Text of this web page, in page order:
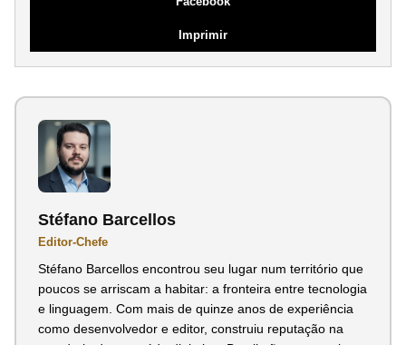
Imprimir
Stéfano Barcellos
Editor-Chefe
Stéfano Barcellos encontrou seu lugar num território que
poucos se arriscam a habitar: a fronteira entre tecnologia
e linguagem. Com mais de quinze anos de experiência
como desenvolvedor e editor, construiu reputação na